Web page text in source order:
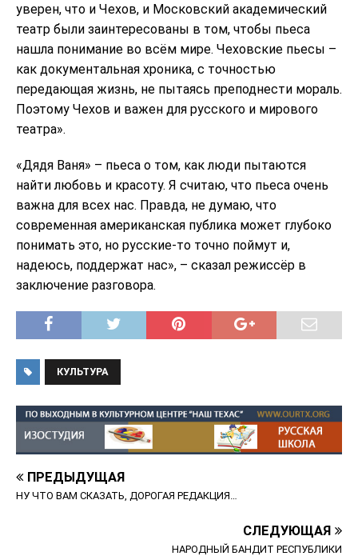
уверен, что и Чехов, и Московский академический
театр были заинтересованы в том, чтобы пьеса
нашла понимание во всём мире. Чеховские пьесы –
как документальная хроника, с точностью
передающая жизнь, не пытаясь преподнести мораль.
Поэтому Чехов и важен для русского и мирового
театра».
«Дядя Ваня» – пьеса о том, как люди пытаются
найти любовь и красоту. Я считаю, что пьеса очень
важна для всех нас. Правда, не думаю, что
современная американская публика может глубоко
понимать это, но русские-то точно поймут и,
надеюсь, поддержат нас», – сказал режиссёр в
заключение разговора.
КУЛЬТУРА
ПРЕДЫДУЩАЯ
НУ ЧТО ВАМ СКАЗАТЬ, ДОРОГАЯ РЕДАКЦИЯ…
СЛЕДУЮЩАЯ
НАРОДНЫЙ БАНДИТ РЕСПУБЛИКИ